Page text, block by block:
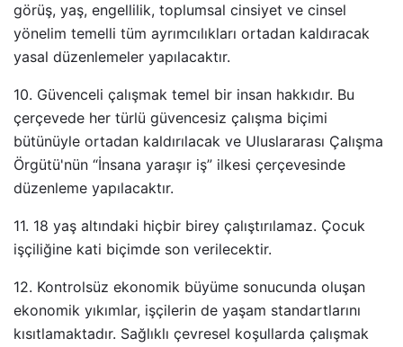
görüş, yaş, engellilik, toplumsal cinsiyet ve cinsel
yönelim temelli tüm ayrımcılıkları ortadan kaldıracak
yasal düzenlemeler yapılacaktır.
10. Güvenceli çalışmak temel bir insan hakkıdır. Bu
çerçevede her türlü güvencesiz çalışma biçimi
bütünüyle ortadan kaldırılacak ve Uluslararası Çalışma
Örgütü'nün “İnsana yaraşır iş” ilkesi çerçevesinde
düzenleme yapılacaktır.
11. 18 yaş altındaki hiçbir birey çalıştırılamaz. Çocuk
işçiliğine kati biçimde son verilecektir.
12. Kontrolsüz ekonomik büyüme sonucunda oluşan
ekonomik yıkımlar, işçilerin de yaşam standartlarını
kısıtlamaktadır. Sağlıklı çevresel koşullarda çalışmak